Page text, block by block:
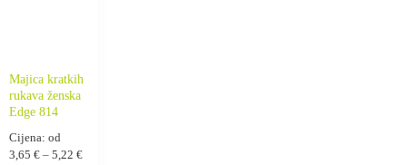
Majica kratkih
rukava ženska
Edge 814
Cijena: od
3,65 € – 5,22 €